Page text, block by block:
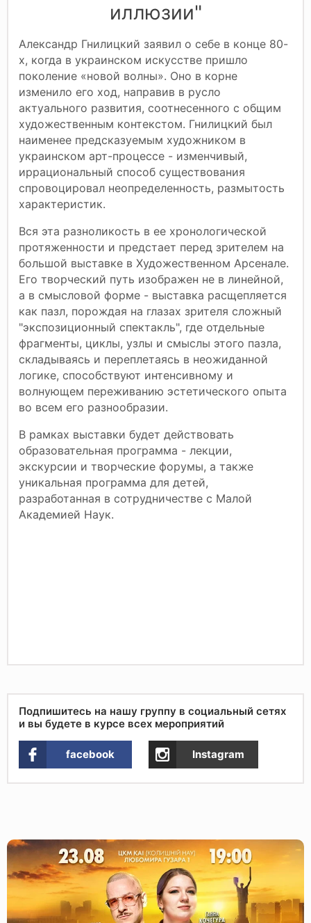
иллюзии"
Александр Гнилицкий заявил о себе в конце 80-
х, когда в украинском искусстве пришло
поколение «новой волны». Оно в корне
изменило его ход, направив в русло
актуального развития, соотнесенного с общим
художественным контекстом. Гнилицкий был
наименее предсказуемым художником в
украинском арт-процессе - изменчивый,
иррациональный способ существования
спровоцировал неопределенность, размытость
характеристик.
Вся эта разноликость в ее хронологической
протяженности и предстает перед зрителем на
большой выставке в Художественном Арсенале.
Его творческий путь изображен не в линейной,
а в смысловой форме - выставка расщепляется
как пазл, порождая на глазах зрителя сложный
"экспозиционный спектакль", где отдельные
фрагменты, циклы, узлы и смыслы этого пазла,
складываясь и переплетаясь в неожиданной
логике, способствуют интенсивному и
волнующем переживанию эстетического опыта
во всем его разнообразии.
В рамках выставки будет действовать
образовательная программа - лекции,
экскурсии и творческие форумы, а также
уникальная программа для детей,
разработанная в сотрудничестве с Малой
Академией Наук.
Подпишитесь на нашу группу в социальный сетях
и вы будете в курсе всех мероприятий
facebook Instagram